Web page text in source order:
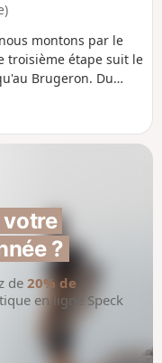
montons par le
troisième étape suit le
Brugeron. Du
Nous traversons
empruntons une
Rochefolle pour
trouvons le gîte
votre
?
de 20% de
en ligne Speck